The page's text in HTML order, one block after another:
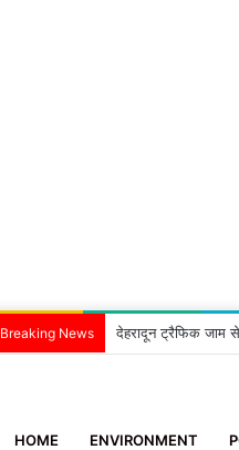
Breaking News देहरादून ट्रैफिक जाम से
HOME ENVIRONMENT